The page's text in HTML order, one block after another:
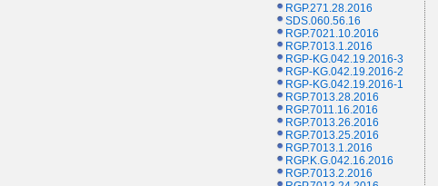
RGP.271.28.2016
SDS.060.56.16
RGP.7021.10.2016
RGP.7013.1.2016
RGP-KG.042.19.2016-3
RGP-KG.042.19.2016-2
RGP-KG.042.19.2016-1
RGP.7013.28.2016
RGP.7011.16.2016
RGP.7013.26.2016
RGP.7013.25.2016
RGP.7013.1.2016
RGP.K.G.042.16.2016
RGP.7013.2.2016